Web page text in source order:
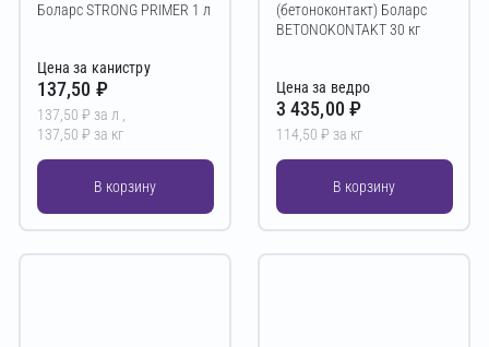
Боларс STRONG PRIMER 1 л
Цена за канистру
137,50 ₽
137,50 ₽ за л ,
137,50 ₽ за кг
В корзину
(бетоноконтакт) Боларс
BETONOKONTAKT 30 кг
Цена за ведро
3 435,00 ₽
114,50 ₽ за кг
В корзину